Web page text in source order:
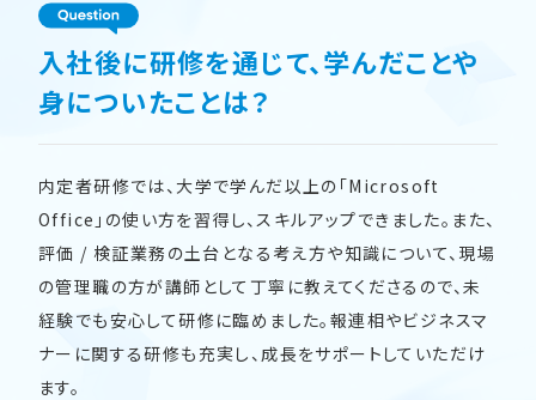
入社後に研修を通じて、学んだことや
身についたことは？
内定者研修では、大学で学んだ以上の「Microsoft
Office」の使い方を習得し、スキルアップできました。また、
評価 / 検証業務の土台となる考え方や知識について、現場
の管理職の方が講師として丁寧に教えてくださるので、未
経験でも安心して研修に臨めました。報連相やビジネスマ
ナーに関する研修も充実し、成長をサポートしていただけ
ます。